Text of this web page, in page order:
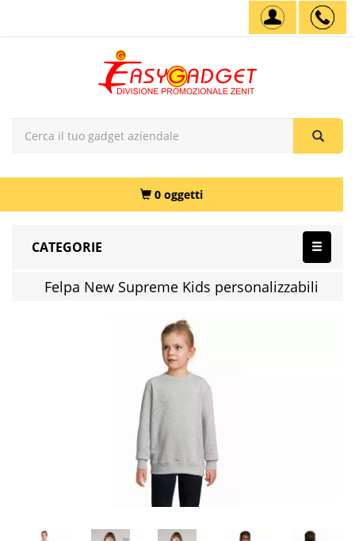
0 oggetti
CATEGORIE
Felpa New Supreme Kids personalizzabili